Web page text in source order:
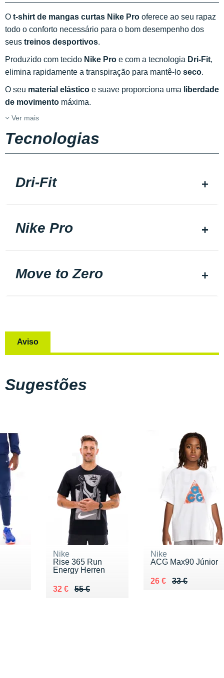
O t-shirt de mangas curtas Nike Pro oferece ao seu rapaz
todo o conforto necessário para o bom desempenho dos
seus treinos desportivos.
Produzido com tecido Nike Pro e com a tecnologia Dri-Fit,
elimina rapidamente a transpiração para mantê-lo seco.
O seu material elástico e suave proporciona uma liberdade
de movimento máxima.
Ver mais
Tecnologias
Dri-Fit
Nike Pro
Move to Zero
Aviso
Sugestões
Nike
Rise 365 Run
Energy Herren
55 €
Au lieu de 55 €
32 €
Vendu 32 €
Nike
ACG Max90 Júnior
33 €
Au lieu de 33 €
26 €
Vendu 26 €